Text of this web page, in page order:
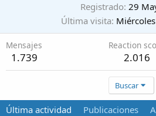
Registrado 29
Última visita
Mensajes
1.739
Reaction
2.016
Buscar
Última actividad Publicaciones